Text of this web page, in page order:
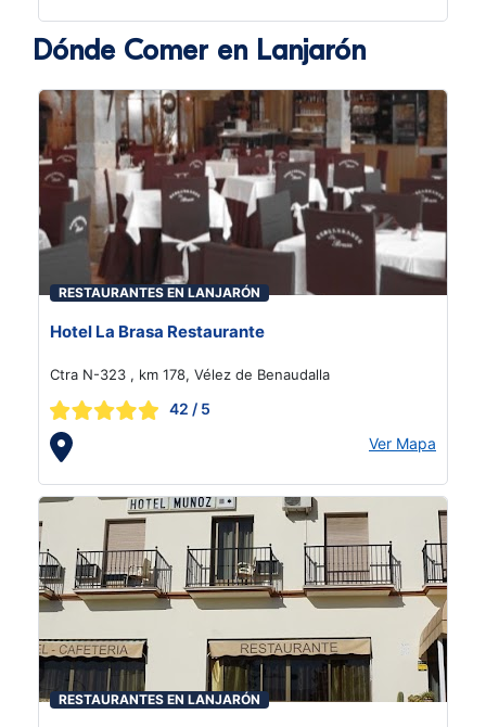
Dónde Comer en Lanjarón
RESTAURANTES EN LANJARÓN
Hotel La Brasa Restaurante
Ctra N-323 , km 178, Vélez de Benaudalla
42 / 5
Ver Mapa
RESTAURANTES EN LANJARÓN